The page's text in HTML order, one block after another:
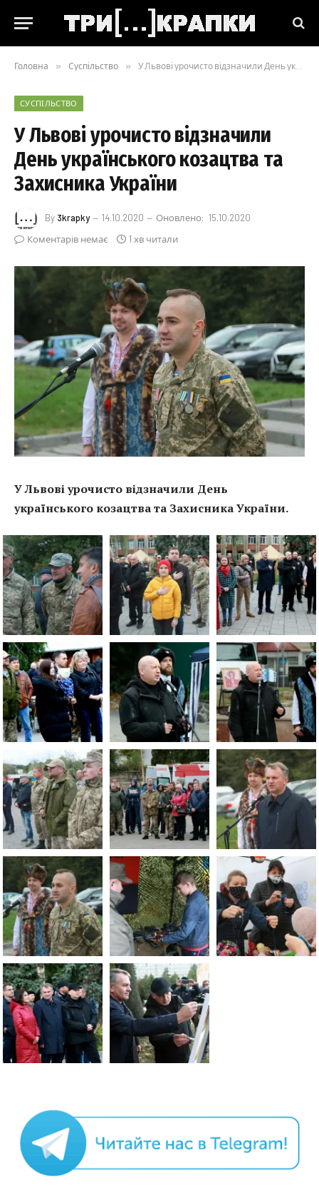
Головна » Суспільство » У Львові урочисто відзначили День українського козацтва та Захисника України
СУСПІЛЬСТВО
У Львові урочисто відзначили
День українського козацтва та
Захисника України
By 3krapky 14.10.2020 Оновлено: 15.10.2020
Коментарів немає
1 хв читали
У Львові урочисто відзначили День
українського козацтва та Захисника України.